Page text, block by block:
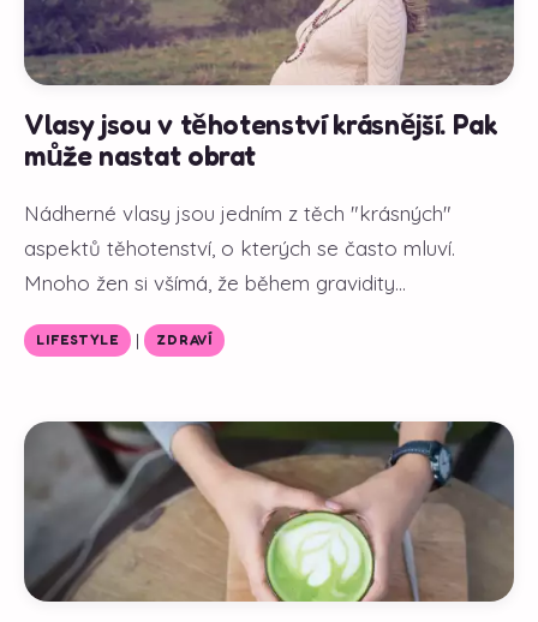
Vlasy jsou v těhotenství krásnější. Pak
může nastat obrat
Nádherné vlasy jsou jedním z těch "krásných"
aspektů těhotenství, o kterých se často mluví.
Mnoho žen si všímá, že během gravidity...
LIFESTYLE | ZDRAVÍ